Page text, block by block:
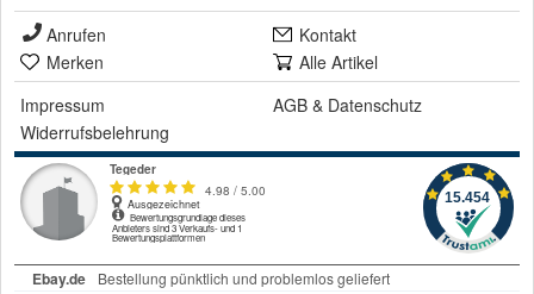
Anrufen
Kontakt
Merken
Alle Artikel
Impressum
AGB & Datenschutz
Widerrufsbelehrung